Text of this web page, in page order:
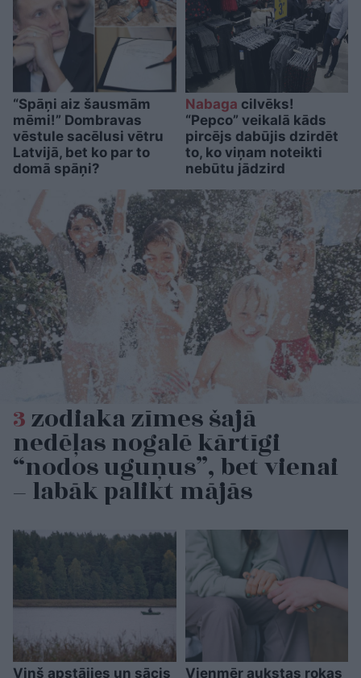
“Spāņi aiz šausmām
mēmi!” Dombravas
vēstule sacēlusi vētru
Latvijā, bet ko par to
domā spāņi?
Nabaga cilvēks!
“Pepco” veikalā kāds
pircējs dabūjis dzirdēt
to, ko viņam noteikti
nebūtu jādzird
3zodiaka zīmes šajā
nedēļas nogalē kārtīgi
“nodos uguņus”, bet vienai
– labāk palikt mājās
Viņš apstājies un sācis Vienmēr aukstas rokas